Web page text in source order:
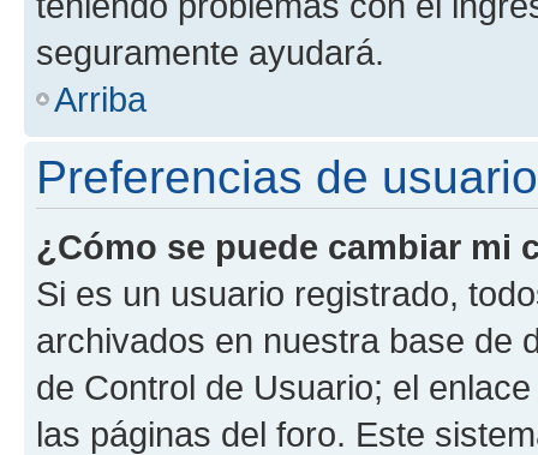
seguramente ayudará.
Arriba
Preferencias de
¿Cómo se puede cambiar mi
Si es un usuario registrado,
archivados en nuestra base de
de Control de Usuario; el
las páginas del foro. Este